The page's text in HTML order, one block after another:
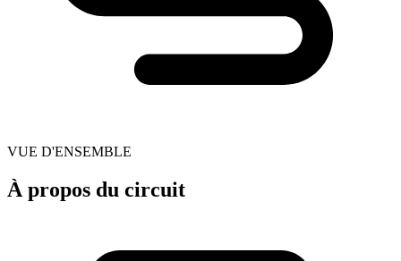
VUE D'ENSEMBLE
À propos du circuit